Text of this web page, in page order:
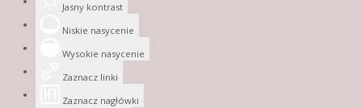
Jasny kontrast
Niskie nasycenie
Wysokie nasycenie
Zaznacz linki
Zaznacz nagłówki